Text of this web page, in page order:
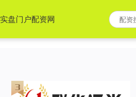
实盘门户配资网